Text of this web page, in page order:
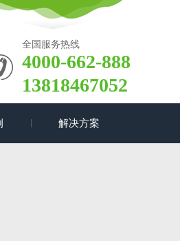
全国服务热线
4000-662-888
13818467052
解决方案